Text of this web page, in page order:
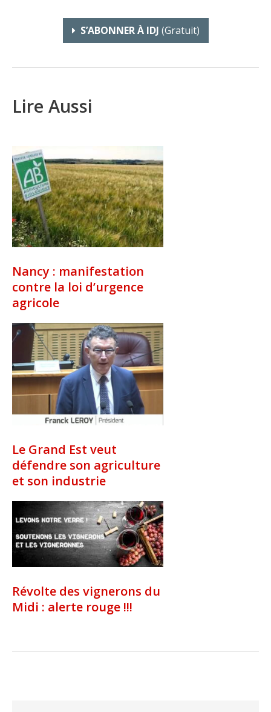
S’ABONNER À IDJ (gratuit)
Lire Aussi
Nancy : manifestation
contre la loi d’urgence
agricole
Le Grand Est veut
défendre son agriculture
et son industrie
Révolte des vignerons du
Midi : alerte rouge !!!